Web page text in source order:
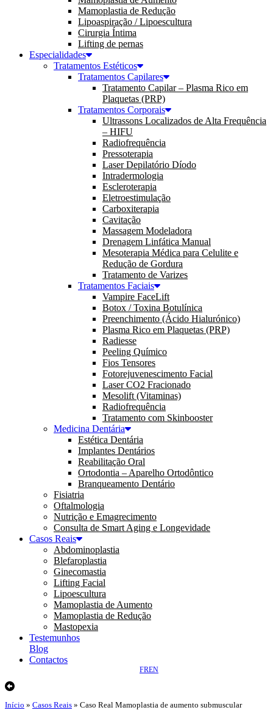
Mamoplastia de Redução
Lipoaspiração / Lipoescultura
Cirurgia Íntima
Lifting de pernas
Especialidades
Tratamentos Estéticos
Tratamentos Capilares
Tratamento Capilar – Plasma Rico em
Plaquetas (PRP)
Tratamentos Corporais
Ultrassons Localizados de Alta Frequência
– HIFU
Radiofrequência
Pressoterapia
Laser Depilatório Díodo
Intradermologia
Escleroterapia
Eletroestimulação
Carboxiterapia
Cavitação
Massagem Modeladora
Drenagem Linfática Manual
Mesoterapia Médica para Celulite e
Redução de Gordura
Tratamento de Varizes
Tratamentos Faciais
Vampire FaceLift
Botox / Toxina Botulínica
Preenchimento (Ácido Hialurónico)
Plasma Rico em Plaquetas (PRP)
Radiesse
Peeling Químico
Fios Tensores
Fotorejuvenescimento Facial
Laser CO2 Fracionado
Mesolift (Vitaminas)
Radiofrequência
Tratamento com Skinbooster
Medicina Dentária
Estética Dentária
Implantes Dentários
Reabilitação Oral
Ortodontia – Aparelho Ortodôntico
Branqueamento Dentário
Fisiatria
Oftalmologia
Nutrição e Emagrecimento
Consulta de Smart Aging e Longevidade
Casos Reais
Abdominoplastia
Blefaroplastia
Ginecomastia
Lifting Facial
Lipoescultura
Mamoplastia de Aumento
Mamoplastia de Redução
Mastopexia
Testemunhos
Blog
Contactos
EN
FR
Início » Casos Reais » Caso Real Mamoplastia de aumento submuscular